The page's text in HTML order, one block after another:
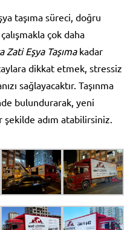
taşıma süreci, doğru
çok daha
Zati Eşya Taşımakadar
dikkat etmek, stressiz
sağlayacaktır. Taşınma
bulundurarak, yeni
şekilde adım atabilirsiniz.